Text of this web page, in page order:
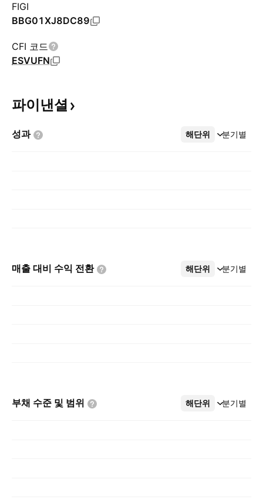
FIGI
BBG01XJ8DC89
CFI 코드
ESVUFN
파이낸셜
성과 해단위 분기별
더보기
매출 대비 수익 전환 해단위 분기별
더보기
부채 수준 및 범위 해단위 분기별
더보기